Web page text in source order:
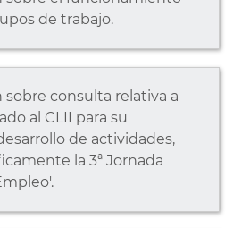
de trabajo.
consulta relativa a
al CLII para su
de actividades,
la 3ª Jornada